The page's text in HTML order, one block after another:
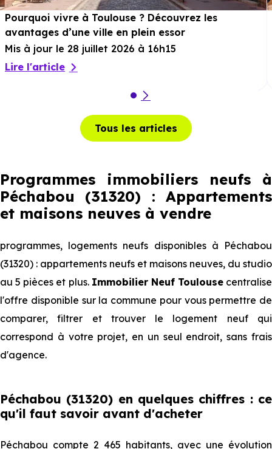
Pourquoi vivre à Toulouse ? Découvrez les
avantages d’une ville en plein essor
Mis à jour le 28 juillet 2026 à 16h15
Lire l'article
Tous les articles
Programmes immobiliers neufs à
Péchabou (31320) : Appartements
et maisons neuves à vendre
programmes, logements neufs disponibles à Péchabou
(31320) : appartements neufs et maisons neuves, du studio
au 5 pièces et plus. Immobilier Neuf Toulousecentralise
l'offre disponible sur la commune pour vous permettre de
comparer, filtrer et trouver le logement neuf qui
correspond à votre projet, en un seul endroit, sans frais
d'agence.
Péchabou (31320) en quelques chiffres : ce
qu'il faut savoir avant d'acheter
Péchabou compte 2 465 habitants, avec une évolution